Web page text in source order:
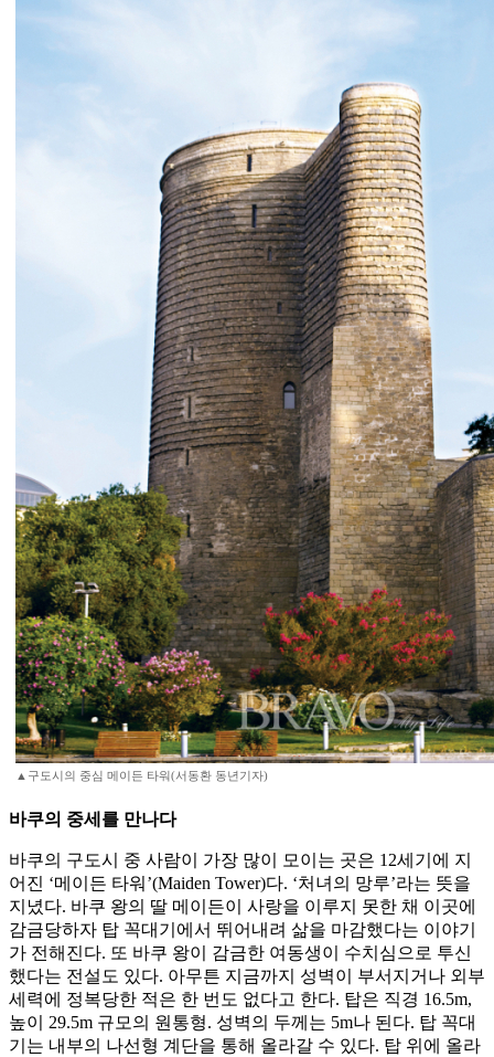
▲구도시의 중심 메이든 타워(서동환 동년기자)
바쿠의 중세를 만나다
바쿠의 구도시 중 사람이 가장 많이 모이는 곳은 12세기에 지
어진 ‘메이든 타워’(Maiden Tower)다. ‘처녀의 망루’라는 뜻을
지녔다. 바쿠 왕의 딸 메이든이 사랑을 이루지 못한 채 이곳에
감금당하자 탑 꼭대기에서 뛰어내려 삶을 마감했다는 이야기
가 전해진다. 또 바쿠 왕이 감금한 여동생이 수치심으로 투신
했다는 전설도 있다. 아무튼 지금까지 성벽이 부서지거나 외부
세력에 정복당한 적은 한 번도 없다고 한다. 탑은 직경 16.5m,
높이 29.5m 규모의 원통형. 성벽의 두께는 5m나 된다. 탑 꼭대
기는 내부의 나선형 계단을 통해 올라갈 수 있다. 탑 위에 올라